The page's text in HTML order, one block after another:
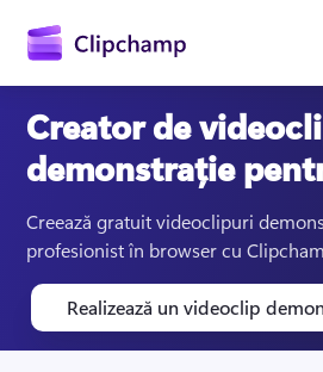
principal
Conectați-vă
Creator de
demonstrație
Creează gratuit videoclipuri
profesionist în browser cu
Realizează un videoclip